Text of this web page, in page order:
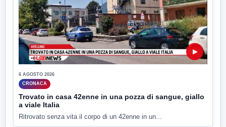
▶
6 AGOSTO 2026
CRONACA
Trovato in casa 42enne in una pozza di sangue, giallo
a viale Italia
Ritrovato senza vita il corpo di un 42enne in un...